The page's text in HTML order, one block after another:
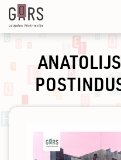
Pārlekt
galveno
saturu